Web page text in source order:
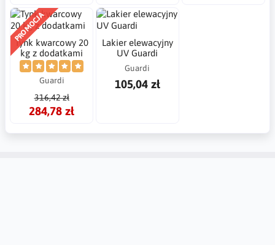
PROMOCJA
Tynk kwarcowy 20
kg z dodatkami
Guardi
316,42 zł
284,78 zł
Lakier elewacyjny
UV Guardi
Guardi
105,04 zł